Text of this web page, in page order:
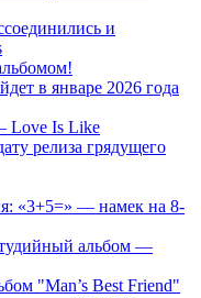
и
в январе 2026 года
Love Is Like
релиза грядущего
«3+5=» — намек на 8-
альбом —
"Man’s Best Friend"